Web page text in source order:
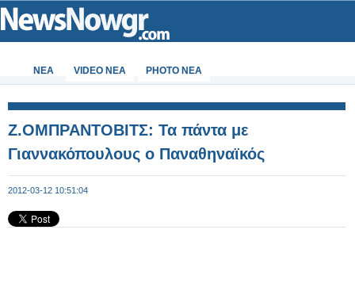
ΝΕΑ VIDEO NEA PHOTO NEA
Ζ.ΟΜΠΡΑΝΤΟΒΙΤΣ: Τα πάντα με
Γιαννακόπουλους ο Παναθηναϊκός
2012-03-12 10:51:04